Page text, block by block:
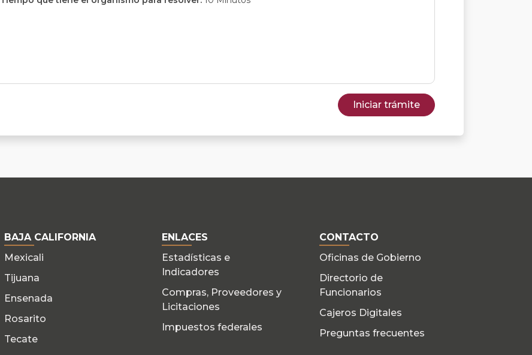
Iniciar trámite
BAJA CALIFORNIA
Mexicali
Tijuana
Ensenada
Rosarito
Tecate
ENLACES
Estadísticas e
Indicadores
Compras, Proveedores y
Licitaciones
Impuestos federales
CONTACTO
Oficinas de Gobierno
Directorio de
Funcionarios
Cajeros Digitales
Preguntas frecuentes